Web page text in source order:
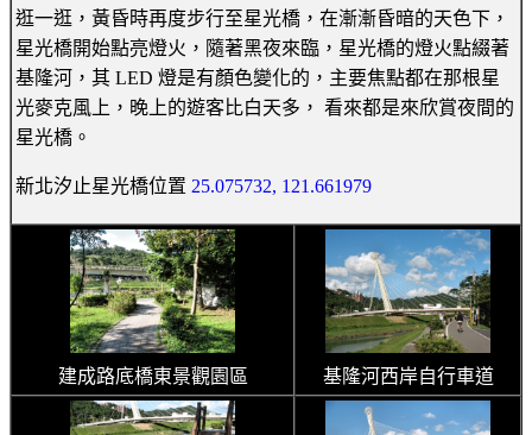
逛一逛，黃昏時再度步行至星光橋，在漸漸昏暗的天色下，
星光橋開始點亮燈火，隨著黑夜來臨，星光橋的燈火點綴著
基隆河，其 LED 燈是有顏色變化的，主要焦點都在那根星
光麥克風上，晚上的遊客比白天多， 看來都是來欣賞夜間的
星光橋。
新北汐止星光橋位置 25.075732, 121.661979
建成路底橋東景觀園區 基隆河西岸自行車道